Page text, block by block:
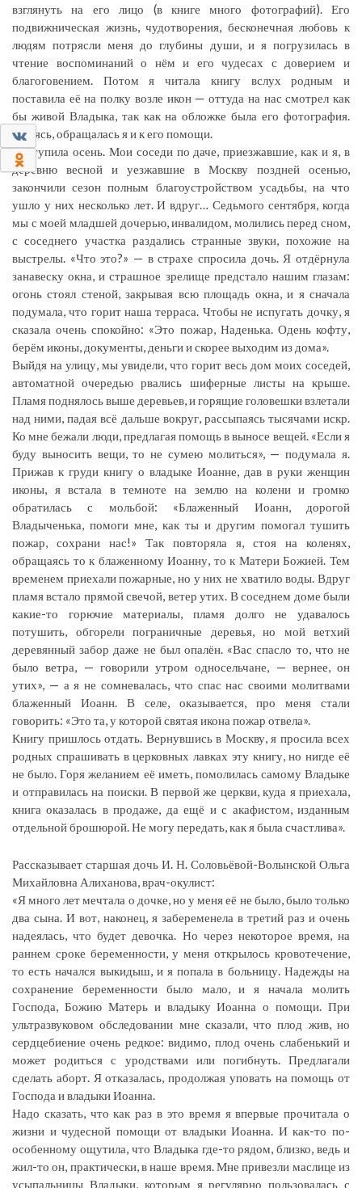
0
0
взглянуть на его лицо (в книге много фотографий). Его
подвижническая жизнь, чудотворения, бесконечная любовь к
людям потрясли меня до глубины души, и я погрузилась в
чтение воспоминаний о нём и его чудесах с доверием и
благоговением. Потом я читала книгу вслух родным и
поставила её на полку возле икон — оттуда на нас смотрел как
бы живой Владыка, так как на обложке была его фотография.
Молясь, обращалась я и к его помощи.
Наступила осень. Мои соседи по даче, приезжавшие, как и я, в
деревню весной и уезжавшие в Москву поздней осенью,
закончили сезон полным благоустройством усадьбы, на что
ушло у них несколько лет. И вдруг… Седьмого сентября, когда
мы с моей младшей дочерью, инвалидом, молились перед сном,
с соседнего участка раздались странные звуки, похожие на
выстрелы. «Что это?» — в страхе спросила дочь. Я отдёрнула
занавеску окна, и страшное зрелище предстало нашим глазам:
огонь стоял стеной, закрывая всю площадь окна, и я сначала
подумала, что горит наша терраса. Чтобы не испугать дочку, я
сказала очень спокойно: «Это пожар, Наденька. Одень кофту,
берём иконы, документы, деньги и скорее выходим из дома».
Выйдя на улицу, мы увидели, что горит весь дом моих соседей,
автоматной очередью рвались шиферные листы на крыше.
Пламя поднялось выше деревьев, и горящие головешки взлетали
над ними, падая всё дальше вокруг, рассыпаясь тысячами искр.
Ко мне бежали люди, предлагая помощь в выносе вещей. «Если я
буду выносить вещи, то не сумею молиться», — подумала я.
Прижав к груди книгу о владыке Иоанне, дав в руки женщин
иконы, я встала в темноте на землю на колени и громко
обратилась с мольбой: «Блаженный Иоанн, дорогой
Владыченька, помоги мне, как ты и другим помогал тушить
пожар, сохрани нас!» Так повторяла я, стоя на коленях,
обращаясь то к блаженному Иоанну, то к Матери Божией. Тем
временем приехали пожарные, но у них не хватило воды. Вдруг
пламя встало прямой свечой, ветер утих. В соседнем доме были
какие-то горючие материалы, пламя долго не удавалось
потушить, обгорели пограничные деревья, но мой ветхий
деревянный забор даже не был опалён. «Вас спасло то, что не
было ветра, — говорили утром односельчане, — вернее, он
утих», — а я не сомневалась, что спас нас своими молитвами
блаженный Иоанн. В селе, оказывается, про меня стали
говорить: «Это та, у которой святая икона пожар отвела».
Книгу пришлось отдать. Вернувшись в Москву, я просила всех
родных спрашивать в церковных лавках эту книгу, но нигде её
не было. Горя желанием её иметь, помолилась самому Владыке
и отправилась на поиски. В первой же церкви, куда я приехала,
книга оказалась в продаже, да ещё и с акафистом, изданным
отдельной брошюрой. Не могу передать, как я была счастлива».
Рассказывает старшая дочь И. Н. Соловьёвой-Волынской Ольга
Михайловна Алиханова, врач-окулист:
«Я много лет мечтала о дочке, но у меня её не было, было только
два сына. И вот, наконец, я забеременела в третий раз и очень
надеялась, что будет девочка. Но через некоторое время, на
раннем сроке беременности, у меня открылось кровотечение,
то есть начался выкидыш, и я попала в больницу. Надежды на
сохранение беременности было мало, и я начала молить
Господа, Божию Матерь и владыку Иоанна о помощи. При
ультразвуковом обследовании мне сказали, что плод жив, но
сердцебиение очень редкое: видимо, плод очень слабенький и
может родиться с уродствами или погибнуть. Предлагали
сделать аборт. Я отказалась, продолжая уповать на помощь от
Господа и владыки Иоанна.
Надо сказать, что как раз в это время я впервые прочитала о
жизни и чудесной помощи от владыки Иоанна. И как-то по-
особенному ощутила, что Владыка где-то рядом, близко, ведь и
жил-то он, практически, в наше время. Мне привезли маслице из
усыпальницы Владыки, которым я регулярно пользовалась с